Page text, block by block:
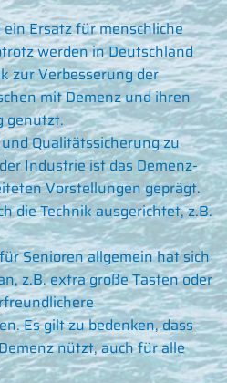
Ersatz für menschliche
werden in Deutschland
zur Verbesserung der
mit Demenz und ihren
genutzt.
Qualitätssicherung zu
Industrie ist das Demenz-
Vorstellungen geprägt.
die Technik ausgerichtet, z.B.
Senioren allgemein hat sich
z.B. extra große Tasten oder
Es gilt zu bedenken, dass
nützt, auch für alle